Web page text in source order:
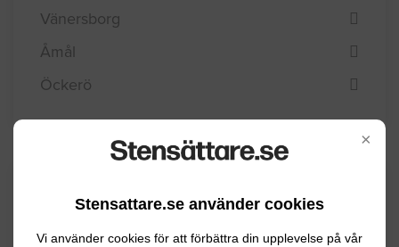
×
Stensattare.se använder cookies
Vi använder cookies för att förbättra din upplevelse på vår
Vänersborg
Åmål
Öckerö